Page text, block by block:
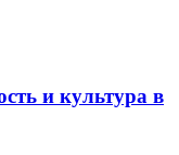
и культура в